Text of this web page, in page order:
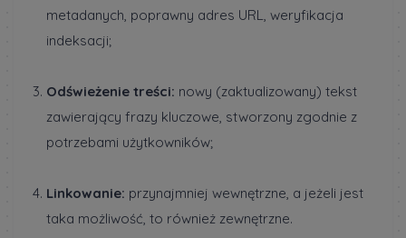
metadanych, poprawny adres URL, weryfikacja
indeksacji;
Odświeżenie treści: nowy (zaktualizowany) tekst
zawierający frazy kluczowe, stworzony zgodnie z
potrzebami użytkowników;
Linkowanie: przynajmniej wewnętrzne, a jeżeli jest
taka możliwość, to również zewnętrzne.